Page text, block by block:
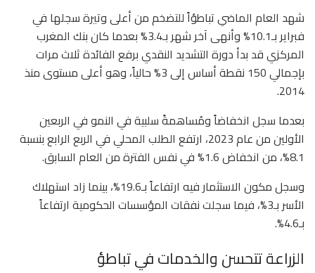
شهد العام الماضي تباطؤاً للتضخم من أعلى وتيرة سجلها في
فبراير بـ10.1% وأنهى آخر شهر بـ3.4% بعدما كان بنك المغرب
المركزي قد بدأ دورة التشديد النقدي برفع الفائدة ثلاث مرات
بإجمالي 150 نقطة أساس إلى 3% حالياً، وهو أعلى مستوى منذ
2014.
بعدما سجل انخفاضاً ومُساهمةً سلبية في النمو في الربعين
الأولين من عام 2023، ارتفع الطلب المحلي في الربع الرابع بنسبة
8.1%، من انخفاض 1.6% في نفس الفترة من العام السابق.
وسجل مكون الاستثمار فيه ارتفاعاً بـ19.6%، بينما زاد استهلاك
الأسر بـ3%، فيما سجلت نفقات المؤسسات الحكومية ارتفاعاً
بـ4.6%.
الزراعة تتحسن والخدمات في تباطؤ